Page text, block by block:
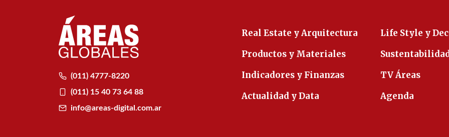
(011) 4777-8220
(011) 15 40 73 64 88
info@areas-digital.com.ar
Real Estate y Arquitectura
Productos y Materiales
Indicadores y Finanzas
Actualidad y Data
Life Style y
TV Áreas
Agenda